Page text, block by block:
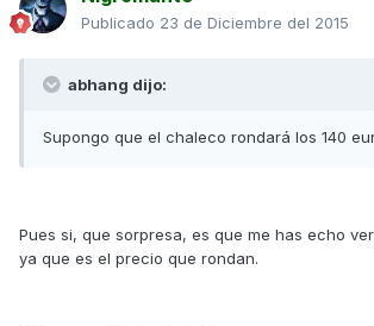
Publicado 23 de Diciembre del 2015
abhang dijo:
Supongo que el chaleco rondará los 140
Pues si, que sorpresa, es que me has echo
ya que es el precio que rondan.